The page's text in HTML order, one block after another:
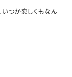
つか恋しくもなん